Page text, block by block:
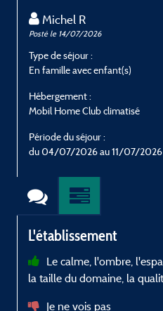
Michel R
Posté le 14/07/2026
Type de séjour :
En famille avec enfant(s)
Hébergement :
Mobil Home Club climatisé
Période du séjour :
du 04/07/2026 au 11/07/2026
L'établissement
Le calme, l'ombre,
la taille du domaine, la
Je ne vois pas